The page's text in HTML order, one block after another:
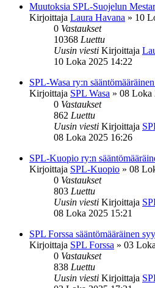
Muutoksia SPL-Suojelun
Kirjoittaja Laura Havana » 10
0 Vastaukset
10368 Luettu
Uusin viesti Kirjoittaja
10 Loka 2025 14:22
SPL-Wasa ry:n
Kirjoittaja SPL Wasa » 08 Loka
0 Vastaukset
862 Luettu
Uusin viesti Kirjoittaja
08 Loka 2025 16:26
SPL-Kuopio ry:n
Kirjoittaja SPL-Kuopio » 08
0 Vastaukset
803 Luettu
Uusin viesti Kirjoittaja
08 Loka 2025 15:21
SPL Forssa sääntömääräinen
Kirjoittaja SPL Forssa » 03
0 Vastaukset
838 Luettu
Uusin viesti Kirjoittaja